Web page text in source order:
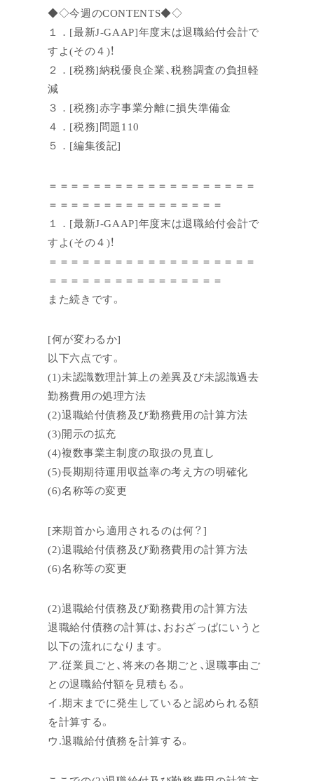
◆◇今週のCONTENTS◆◇
１．[最新J-GAAP]年度末は退職給付会計で
すよ(その４)！
２．[税務]納税優良企業、税務調査の負担軽
減
３．[税務]赤字事業分離に損失準備金
４．[税務]問題110
５．[編集後記]
＝＝＝＝＝＝＝＝＝＝＝＝＝＝＝＝＝＝＝
＝＝＝＝＝＝＝＝＝＝＝＝＝＝＝＝
１．[最新J-GAAP]年度末は退職給付会計で
すよ(その４)！
＝＝＝＝＝＝＝＝＝＝＝＝＝＝＝＝＝＝＝
＝＝＝＝＝＝＝＝＝＝＝＝＝＝＝＝
また続きです。
[何が変わるか]
以下六点です。
(1)未認識数理計算上の差異及び未認識過去
勤務費用の処理方法
(2)退職給付債務及び勤務費用の計算方法
(3)開示の拡充
(4)複数事業主制度の取扱の見直し
(5)長期期待運用収益率の考え方の明確化
(6)名称等の変更
[来期首から適用されるのは何？]
(2)退職給付債務及び勤務費用の計算方法
(6)名称等の変更
(2)退職給付債務及び勤務費用の計算方法
退職給付債務の計算は、おおざっぱにいうと
以下の流れになります。
ア.従業員ごと、将来の各期ごと、退職事由ご
との退職給付額を見積もる。
イ.期末までに発生していると認められる額
を計算する。
ウ.退職給付債務を計算する。